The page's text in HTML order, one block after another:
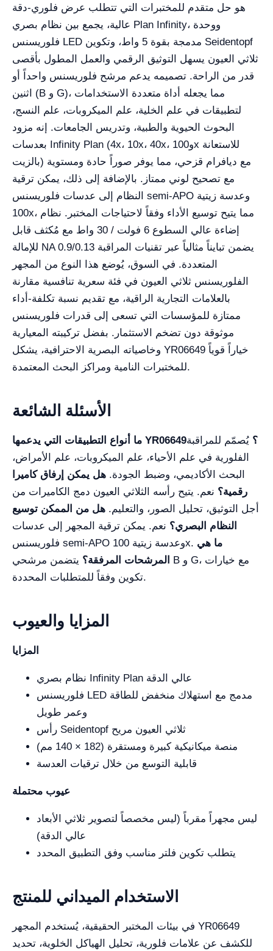
هو حل متقدم للمختبرات التي تتطلب عرض فلوري-دقة
عالية، يجمع بين نظام بصري Plan Infinity، ووحدة
فلوريسنس LED مدمجة بقوة 5 واط، وتكوين Seidentopf
ثلاثي العيون يسهل التوثيق الرقمي والعمل المطول بأقصى
قدر من الراحة. تصميمه يدعم مرشح فلوريسنس واحداً أو
اثنين (B و G)، مما يجعله أداة متعددة الاستخدامات
لتطبيقات في علم الخلية، علم الميكروبات، علم النسج،
البحوث الحيوية والطبية، وتدريس الجامعات. إنه مزود
بعدسات Infinity Plan (4x، 10x، 40x، و100x للاستعانة
بالزيت) مع ديافرام قزحي، مما يوفر صوراً حادة ومستوية
مع تصحيح لوني ممتاز. بالإضافة إلى ذلك، يمكن ترقية
النظام إلى عدسات فلوريسنس semi-APO وعدسة زيتية
100x، مما يتيح توسيع الأداء وفقاً لاحتياجات المختبر. نظام
إضاءة عالي السطوع 6 فولت / 30 واط مع مُكثف قابل
للإمالة NA 0.9/0.13 يضمن تبايناً مثالياً عبر تقنيات المراقبة
المتعددة. في السوق، يُوضع هذا النوع من المجهر
الفلوريسنس ثلاثي العيون في فئة سعرية تنافسية مقارنة
بالعلامات التجارية الراقية، مع تقديم نسبة تكلفة-أداء
ممتازة للمؤسسات التي تسعى إلى قدرات فلوريسنس
موثوقة دون تضخم الاستثمار. بفضل تركيبته المعيارية
وخاصياته البصرية الاحترافية، يشكل YR06649 خياراً قوياً
للمختبرات النامية ومراكز البحث المعتمدة.
الأسئلة الشائعة
ما أنواع التطبيقات التي يدعمها YR06649؟ يُصمّم للمراقبة
الفلورية في علم الأحياء، علم الميكروبات، علم الأمراض،
البحث الأكاديمي، وضبط الجودة. هل يمكن إرفاق كاميرا
رقمية؟ نعم. يتيح رأسه الثلاثي العيون دمج الكاميرات من
أجل التوثيق، تحليل الصور، والتعليم. هل من الممكن توسيع
النظام البصري؟ نعم. يمكن ترقية المجهر إلى عدسات
فلوريسنس semi-APO وعدسة زيتية 100x. ما هي
المرشحات المرفقة؟ يتضمن مرشحي B و G، مع خيارات
تكوين وفقاً للمتطلبات المحددة.
المزايا والعيوب
المزايا
نظام بصري Infinity Plan عالي الدقة
فلوريسنس LED مدمج مع استهلاك منخفض للطاقة
وعمر طويل
رأس Seidentopf ثلاثي العيون مريح
منصة ميكانيكية كبيرة ومستقرة (182 × 140 مم)
قابلية التوسع من خلال ترقيات العدسة
عيوب محتملة
ليس مجهراً مقرباً (ليس مخصصاً لتصوير ثلاثي الأبعاد
عالي الدقة)
يتطلب تكوين فلتر مناسب وفق التطبيق المحدد
الاستخدام الميداني للمنتج
في بيئات المختبر الحقيقية، يُستخدم المجهر YR06649
للكشف عن علامات فلورية، تحليل الهياكل الخلوية، تحديد